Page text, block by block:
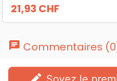
Prix
21,93 CHF
chat Commentaires